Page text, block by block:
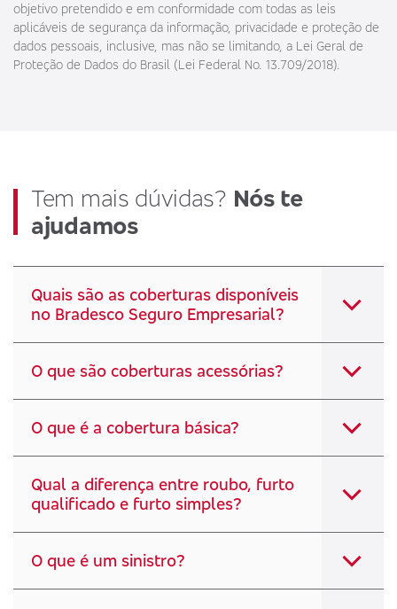
objetivo pretendido e em conformidade com todas as leis
aplicáveis de segurança da informação, privacidade e proteção de
dados pessoais, inclusive, mas não se limitando, a Lei Geral de
Proteção de Dados do Brasil (Lei Federal No. 13.709/2018).
Tem mais dúvidas? Nós te
ajudamos
Quais são as coberturas disponíveis
no Bradesco Seguro Empresarial?
O que são coberturas acessórias?
O que é a cobertura básica?
Qual a diferença entre roubo, furto
qualificado e furto simples?
O que é um sinistro?